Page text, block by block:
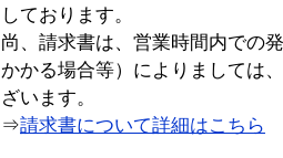
しております。
尚、請求書は、営業時間内での
かかる場合等）によりましては
ざいます。
⇒請求書について詳細はこちら